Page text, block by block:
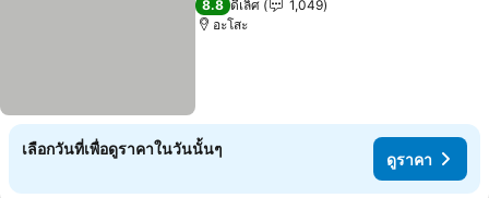
8.8 ดีเลิศ
1,049
อะโสะ
เลือกวันที่เพื่อดูราคาในวันนั้นๆ
ดูราคา